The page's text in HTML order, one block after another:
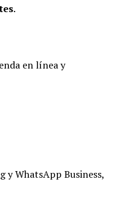
.
en línea y
y WhatsApp Business,